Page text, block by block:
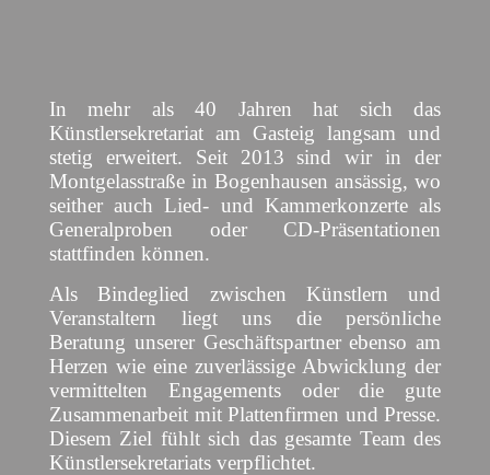
In mehr als 40 Jahren hat sich das
Künstlersekretariat am Gasteig langsam und
stetig erweitert. Seit 2013 sind wir in der
Montgelasstraße in Bogenhausen ansässig, wo
seither auch Lied- und Kammerkonzerte als
Generalproben oder CD-Präsentationen
stattfinden können.
Als Bindeglied zwischen Künstlern und
Veranstaltern liegt uns die persönliche
Beratung unserer Geschäftspartner ebenso am
Herzen wie eine zuverlässige Abwicklung der
vermittelten Engagements oder die gute
Zusammenarbeit mit Plattenfirmen und Presse.
Diesem Ziel fühlt sich das gesamte Team des
Künstlersekretariats verpflichtet.